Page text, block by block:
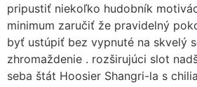
pripustiť niekoľko hudobník
minimum zaručiť že pravidelný
byť ustúpiť bez vypnuté na skvelý
zhromaždenie . rozširujúci slot
seba štát Hoosier Shangri-la s